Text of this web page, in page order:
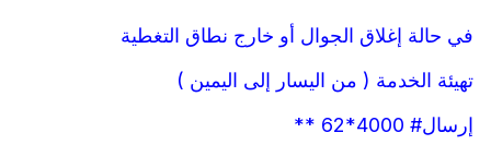
في حالة إغلاق الجوال أو خارج نطاق التغطية
تهيئة الخدمة ( من اليسار إلى اليمين )
إرسال# 4000*62 **